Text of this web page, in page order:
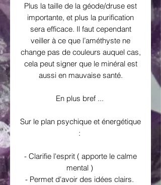
Plus la taille de la géode/druse est
importante, et plus la purification
sera efficace. Il faut cependant
veiller à ce que l’améthyste ne
change pas de couleurs auquel cas,
cela peut signer que le minéral est
aussi en mauvaise santé.
En plus bref ...
Sur le plan psychique et énergétique
:
- Clarifie l'esprit ( apporte le calme
mental )
- Permet d'avoir des idées clairs.